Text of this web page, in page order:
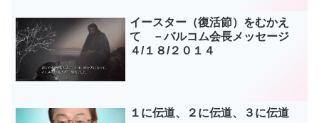
歴史で縦的な蕩減歴史を解決していくの
です。アジュ
イースター（復活節）をむかえ
て －バルコム会長メッセージ
４/１８/２０１４
１に伝道、２に伝道、３に伝道